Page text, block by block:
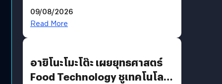
09/08/2026
Read More
อายิโนะโมะโต๊ะ เผยยุทธศาสตร์
Food Technology ชูเทคโนโลยี